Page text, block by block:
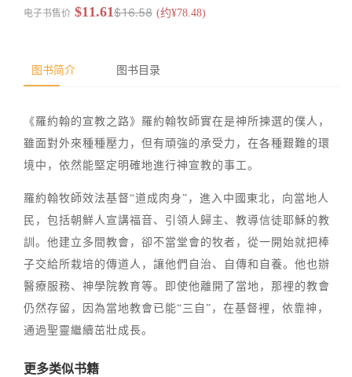
电子书售价 $11.61$16.58 (约¥78.48)
图书简介 图书目录
《羅約翰的宣教之路》羅約翰牧師實在是神所揀選的僕人，
雖面對外來種種壓力，但有頑強的承受力，在各種艱難的環
境中，依然能堅定明確地進行神宣教的事工。
羅約翰牧師效法基督“道成肉身”，進入中國東北，向當地人
民，包括朝鮮人宣講福音、引領人歸主、教導信徒耶穌的教
訓。他建立多間教會，卻不當堂會的牧者，從一開始就把棒
子交給所栽培的傳道人，讓他們自治、自傳和自養。他也辦
醫療服務、神學院教育等。即使他離開了當地，那裡的教會
仍然存留，因為當地教會已能“三自”，在基督裡，依靠神，
通過聖靈繼續茁壯成長。
更多类似书籍